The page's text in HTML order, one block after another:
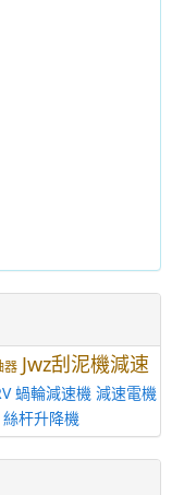
器 Jwz刮泥機減速
蝸輪減速機 減速電機
絲杆升降機